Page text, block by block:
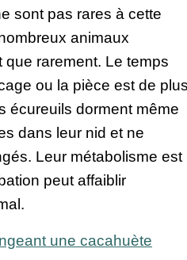
sont pas rares à cette
animaux
que rarement. Le temps
ou la pièce est de
écureuils dorment même
dans leur nid et ne
Leur métabolisme est
peut affaiblir